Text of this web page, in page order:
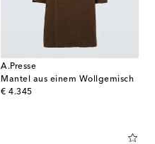
A.Presse
Mantel aus einem Wollgemisch
€ 4.345
original price